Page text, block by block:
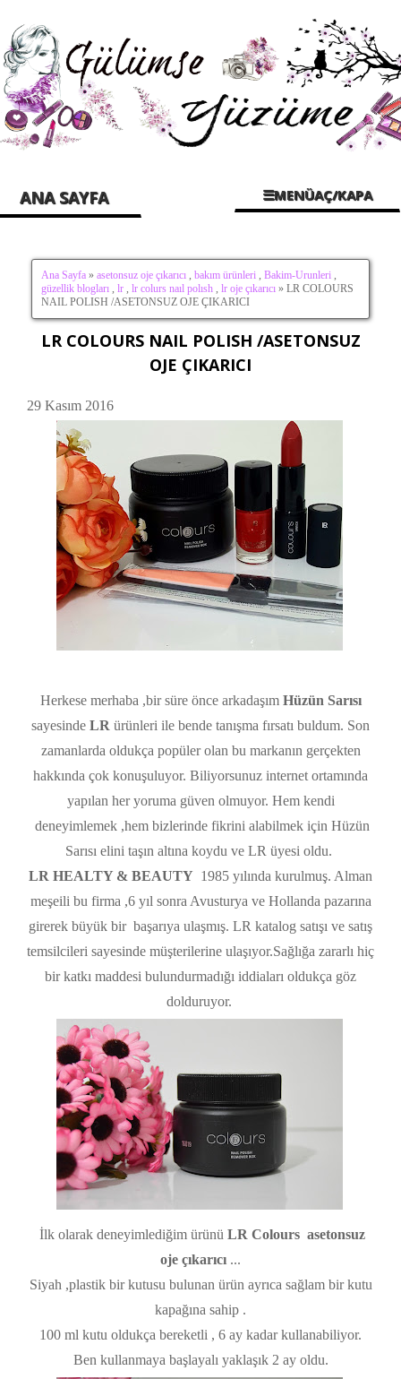
ANA SAYFA ☰MENÜAÇ/KAPA
Ana Sayfa » asetonsuz oje çıkarıcı , bakım ürünleri , Bakim-Urunleri ,
güzellik blogları , lr , lr colurs naıl polısh , lr oje çıkarıcı » LR COLOURS
NAIL POLISH /ASETONSUZ OJE ÇIKARICI
LR COLOURS NAIL POLISH /ASETONSUZ
OJE ÇIKARICI
29 Kasım 2016
Herkese merhaba ,bir süre önce arkadaşım Hüzün Sarısı
sayesinde LR ürünleri ile bende tanışma fırsatı buldum. Son
zamanlarda oldukça popüler olan bu markanın gerçekten
hakkında çok konuşuluyor. Biliyorsunuz internet ortamında
yapılan her yoruma güven olmuyor. Hem kendi
deneyimlemek ,hem bizlerinde fikrini alabilmek için Hüzün
Sarısı elini taşın altına koydu ve LR üyesi oldu.
LR HEALTY & BEAUTY 1985 yılında kurulmuş. Alman
meşeili bu firma ,6 yıl sonra Avusturya ve Hollanda pazarına
girerek büyük bir başarıya ulaşmış. LR katalog satışı ve satış
temsilcileri sayesinde müşterilerine ulaşıyor.Sağlığa zararlı hiç
bir katkı maddesi bulundurmadığı iddiaları oldukça göz
dolduruyor.
İlk olarak deneyimlediğim ürünü LR Colours asetonsuz
oje çıkarıcı ...
Siyah ,plastik bir kutusu bulunan ürün ayrıca sağlam bir kutu
kapağına sahip .
100 ml kutu oldukça bereketli , 6 ay kadar kullanabiliyor.
Ben kullanmaya başlayalı yaklaşık 2 ay oldu.